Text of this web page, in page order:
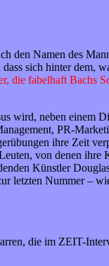
den Namen des
sich hinter dem,
die fabelhaft Bachs
wird, neben einem
PR-
ihre Zeit
von denen
Künstler
letzten Nummer –
die im ZEIT-